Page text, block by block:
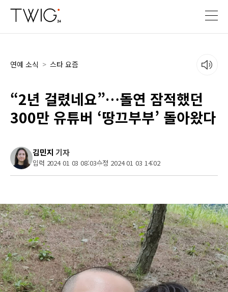
연예 소식 > 스타 요즘
“2년 걸렸네요”…돌연 잠적했던
300만 유튜버 ‘땅끄부부’ 돌아왔다
김민지 기자
입력 2024 01 03 08:03수정 2024 01 03 14:02